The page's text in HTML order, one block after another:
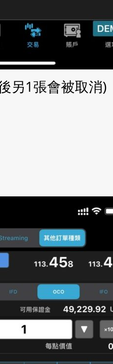
另1張會被取消)